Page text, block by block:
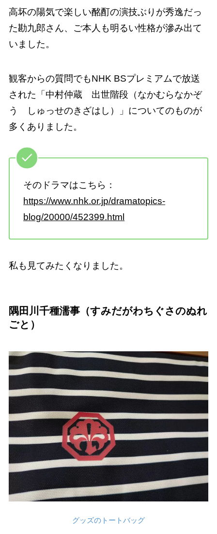
高坏の陽気で楽しい酩酊の演技ぶりが秀逸だっ
た勘九郎さん、ご本人も明るい性格が滲み出て
いました。
観客からの質問でもNHK BSプレミアムで放送
された「中村仲蔵 出世階段（なかむらなかぞ
う しゅっせのきざはし）」についてのものが
多くありました。
そのドラマはこちら：
https://www.nhk.or.jp/dramatopics-
blog/20000/452399.html
私も見てみたくなりました。
隅田川千種濡事（すみだがわちぐさのぬれ
ごと）
グッズのトートバッグ